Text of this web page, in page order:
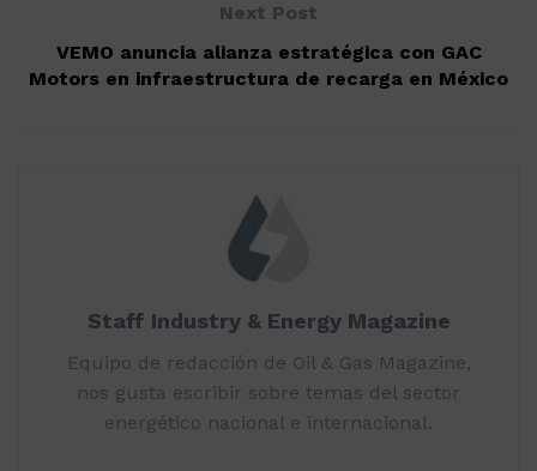
Next Post
VEMO anuncia alianza estratégica con GAC
Motors en infraestructura de recarga en México
Staff Industry & Energy Magazine
Equipo de redacción de Oil & Gas Magazine,
nos gusta escribir sobre temas del sector
energético nacional e internacional.